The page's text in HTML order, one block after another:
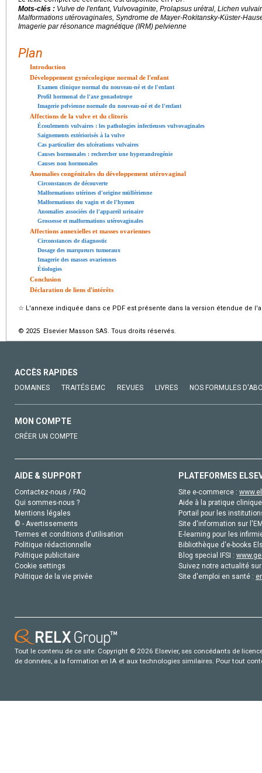
Mots-clés : Vulve de l'enfant, Vulvovaginite, Prolapsus urétral, Lichen
Malformations utérovaginales, Syndrome de Mayer-Rokitansky-Küster-
Imagerie par résonance magnétique (IRM) pelvienne
Plan
Introduction
Développement gynécologique normal de l'enfant
Examen clinique normal du nouveau-né et de l'enfant
Profil hormonal de l'axe gonadotrope
Imagerie pelvienne normale du nouveau-né et de l'enfant
Affections de la vulve et du clitoris
Écoulements vulvaires : les pathologies infectieuses vulvovaginales
Saignements extériorisés à la vulve
Cas particulier des ulcérations vulvaires
Causes hormonales : rechercher une hyperandrogénie
Causes non hormonales
Anomalies congénitales du développement utérovaginal
Circonstances de découverte
Malformations utérines d'origine müllérienne
Malformations du vagin et de l'hymen
Anomalies associées de l'appareil urinaire
Grossesse et malformations utérovaginales
Affections annexielles et masses ovariennes
Circonstances de diagnostic
Dosage des marqueurs tumoraux
Imagerie des masses ovariennes
Étiologies
Conclusion
Déclaration de liens d'intérêts
☆ L'annexe indiquée dans ce PDF est présente dans la version étendue de
© 2025 Elsevier Masson SAS. Tous droits réservés.
ACCÈS RAPIDES
DOMAINES TRAITÉS EMC REVUES LIVRES NOS FORMULES
MON COMPTE
CRÉER UN COMPTE
AIDE & SUPPORT
Contactez-nous / FAQ
Qui sommes-nous ?
Mentions légales
© - Avertissements
Termes et conditions d'utilisation
Politique rédactionnelle
Politique publicitaire
Cookie settings
Politique de la vie privée
PLATEFORMES
Site e-commerce :
Aide à la pratique
Portail pour les
Site d'information sur
E-learning pour les
Bibliothèque d'e-books
Blog special IFSI :
Suivez notre actualité
Site d'emploi en santé :
Tout le contenu de ce site: Copyright © 2026 Elsevier, ses concédants de
de données, a la formation en IA et aux technologies similaires. Pour tout